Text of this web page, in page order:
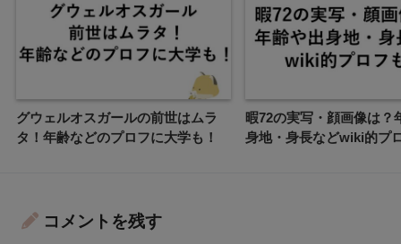
グウェルオスガールの前世はムラ
タ！年齢などのプロフに大学も！
暇72の実写・顔画像は？
身地・身長などwiki的プ
コメントを残す